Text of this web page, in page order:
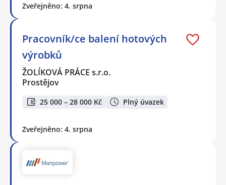
Zveřejněno: 4. srpna
Pracovník/ce balení hotových
výrobků
ŽOLÍKOVÁ PRÁCE s.r.o.
Prostějov
25 000 – 28 000 Kč Plný úvazek
Zveřejněno: 4. srpna